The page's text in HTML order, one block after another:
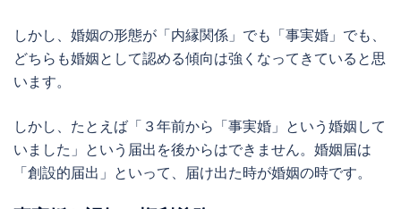
しかし、婚姻の形態が「内縁関係」でも「事実婚」でも、
どちらも婚姻として認める傾向は強くなってきていると思
います。
しかし、たとえば「３年前から「事実婚」という婚姻して
いました」という届出を後からはできません。婚姻届は
「創設的届出」といって、届け出た時が婚姻の時です。